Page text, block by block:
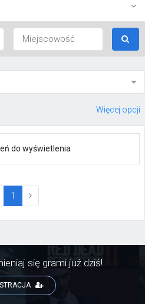
Więcej opcji
do wyświetlenia
1 (current)
się grami już dziś!